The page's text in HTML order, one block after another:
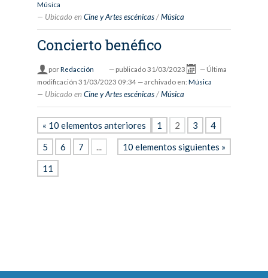
Música
Ubicado en Cine y Artes escénicas /Música
Concierto benéfico
porRedacción — publicado31/03/2023 — Última
modificación 31/03/2023 09:34 — archivado en: Música
Ubicado en Cine y Artes escénicas /Música
« 10 elementos anteriores
10 elementos siguientes »
1 2 3
4
5
6 7
...
11